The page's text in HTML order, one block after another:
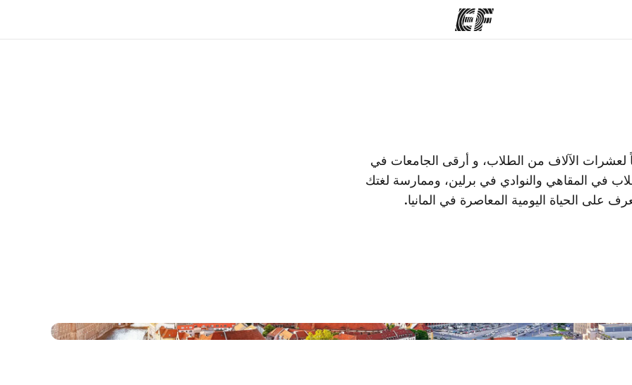
به
لعشرات الآلاف من الطلاب، و أرقى الجامعات في
في المقاهي والنوادي في برلين، وممارسة لغتك
على الحياة اليومية المعاصرة في المانيا.